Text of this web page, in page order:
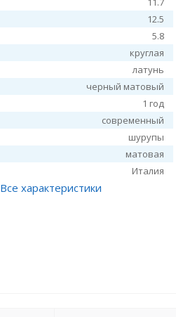
12.5
5.8
круглая
латунь
черный матовый
1 год
современный
шурупы
матовая
Италия
Все характеристики